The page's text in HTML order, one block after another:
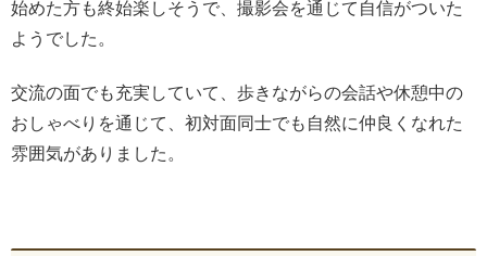
始めた方も終始楽しそうで、撮影会を通じて自信がついた
ようでした。
交流の面でも充実していて、歩きながらの会話や休憩中の
おしゃべりを通じて、初対面同士でも自然に仲良くなれた
雰囲気がありました。